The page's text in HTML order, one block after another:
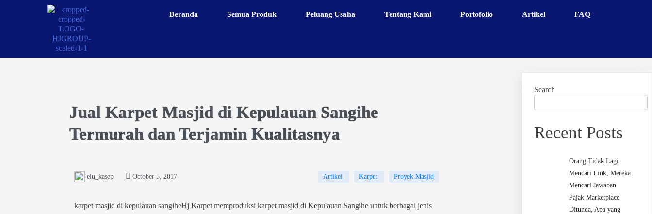
Beranda Semua Produk Peluang Usaha Tentang Kami Portofolio Artikel FAQ
Jual Karpet Masjid di Kepulauan Sangihe
Termurah dan Terjamin Kualitasnya
elu_kasep October 5, 2017 Artikel Karpet Proyek Masjid
karpet masjid di kepulauan sangiheHj Karpet memproduksi karpet masjid di Kepulauan Sangihe untuk berbagai jenis
Search
Recent Posts
Orang Tidak Lagi
Mencari Link, Mereka
Mencari Jawaban
Pajak Marketplace
Ditunda, Apa yang